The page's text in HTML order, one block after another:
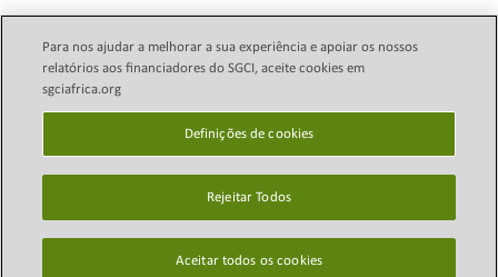
Science Granting Councils
Initiative (SGCI)
política de Privacidade
Definições de cookies
Para nos ajudar a melhorar a sua experiência e apoiar os nossos
relatórios aos financiadores do SGCI, aceite cookies em
sgciafrica.org
Definições de cookies
Rejeitar Todos
Aceitar todos os cookies